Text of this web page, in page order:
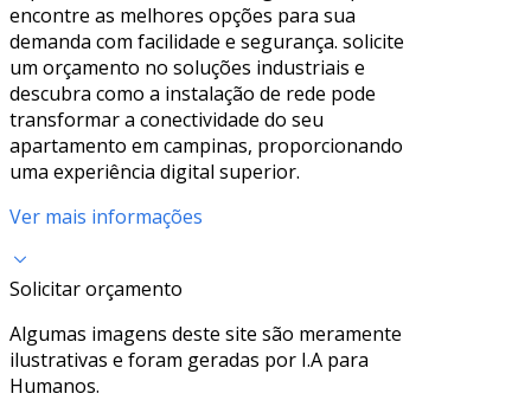
encontre as melhores opções para sua
demanda com facilidade e segurança. solicite
um orçamento no soluções industriais e
descubra como a instalação de rede pode
transformar a conectividade do seu
apartamento em campinas, proporcionando
uma experiência digital superior.
Ver mais informações
Solicitar orçamento
Algumas imagens deste site são meramente
ilustrativas e foram geradas por I.A para
Humanos.